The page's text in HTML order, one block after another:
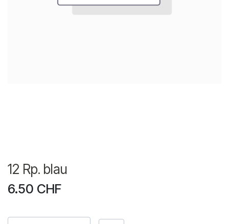
12 Rp. blau
6.50 CHF